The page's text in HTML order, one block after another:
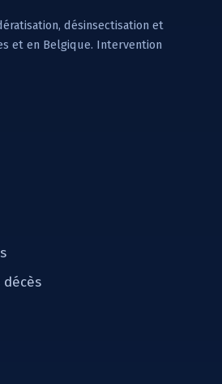
désinsectisation et
et en Belgique. Intervention